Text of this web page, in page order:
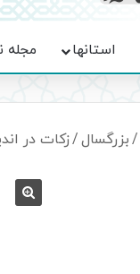
استانها مجله
/بزرگسال/زکات در